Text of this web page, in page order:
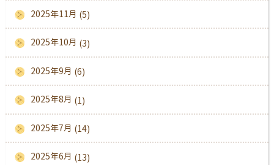
2025年11月 (5)
2025年10月 (3)
2025年9月 (6)
2025年8月 (1)
2025年7月 (14)
2025年6月 (13)